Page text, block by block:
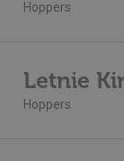
Hoppers
Letnie
Hoppers
Nazwa